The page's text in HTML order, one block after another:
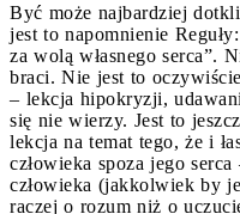
Być może najbardziej
jest to napomnienie
za wolą własnego serca”.
braci. Nie jest to
– lekcja hipokryzji,
się nie wierzy. Jest to
lekcja na temat tego, że i
człowieka spoza jego
człowieka (jakkolwiek by
raczej o rozum niż o